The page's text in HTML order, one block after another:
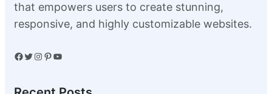
that empowers users to create stunning,
responsive, and highly customizable websites.
Facebook Twitter Instagram Pinterest YouTube